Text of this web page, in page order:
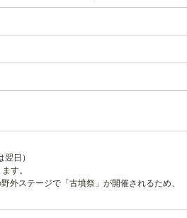
日）
す。
外ステージで「古墳祭」が開催されるため、